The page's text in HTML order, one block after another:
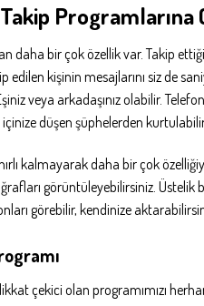
Programlarına
daha bir çok özellik var. Takip
edilen kişinin mesajlarını siz de
veya arkadaşınız olabilir.
düşen şüphelerden
kalmayarak daha bir çok
görüntüleyebilirsiniz. Üstelik
görebilir, kendinize
dikkat çekici olan programımızı